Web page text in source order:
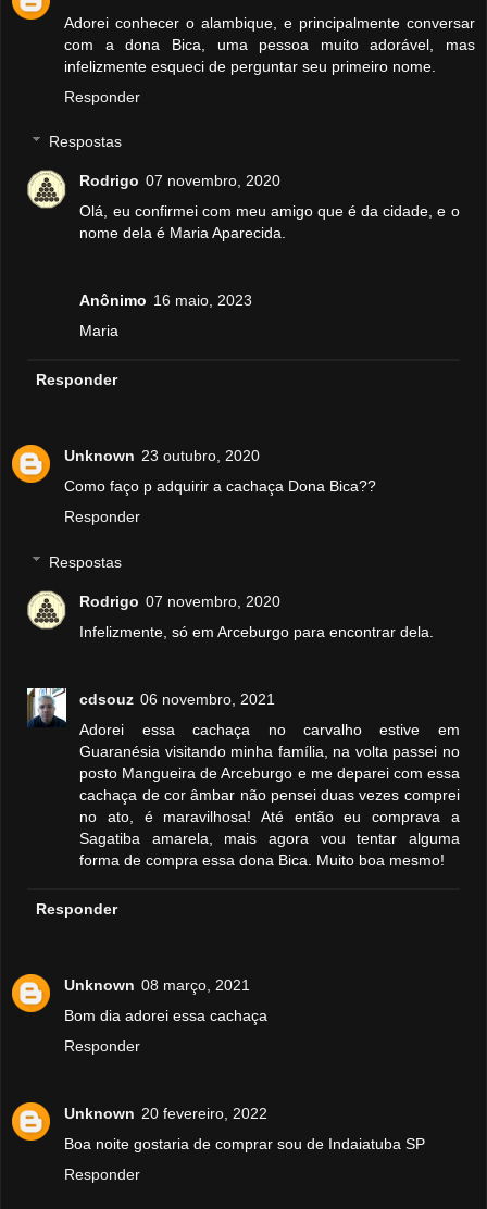
Adorei conhecer o alambique, e principalmente conversar
com a dona Bica, uma pessoa muito adorável, mas
infelizmente esqueci de perguntar seu primeiro nome.
Responder
Respostas
Rodrigo 07 novembro, 2020
Olá, eu confirmei com meu amigo que é da cidade, e o
nome dela é Maria Aparecida.
Anônimo 16 maio, 2023
Maria
Responder
Unknown 23 outubro, 2020
Como faço p adquirir a cachaça Dona Bica??
Responder
Respostas
Rodrigo 07 novembro, 2020
Infelizmente, só em Arceburgo para encontrar dela.
cdsouz 06 novembro, 2021
Adorei essa cachaça no carvalho estive em
Guaranésia visitando minha família, na volta passei no
posto Mangueira de Arceburgo e me deparei com essa
cachaça de cor âmbar não pensei duas vezes comprei
no ato, é maravilhosa! Até então eu comprava a
Sagatiba amarela, mais agora vou tentar alguma
forma de compra essa dona Bica. Muito boa mesmo!
Responder
Unknown 08 março, 2021
Bom dia adorei essa cachaça
Responder
Unknown 20 fevereiro, 2022
Boa noite gostaria de comprar sou de Indaiatuba SP
Responder